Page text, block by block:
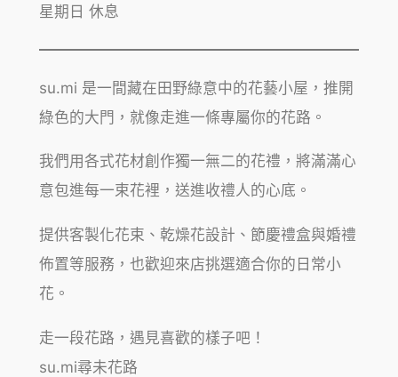
星期日 休息
su.mi 是一間藏在田野綠意中的花藝小屋，推開
綠色的大門，就像走進一條專屬你的花路。
我們用各式花材創作獨一無二的花禮，將滿滿心
意包進每一束花裡，送進收禮人的心底。
提供客製化花束、乾燥花設計、節慶禮盒與婚禮
佈置等服務，也歡迎來店挑選適合你的日常小
花。
走一段花路，遇見喜歡的樣子吧！
su.mi尋未花路